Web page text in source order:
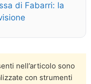
di Fabarri: la
nell’articolo sono
con strumenti